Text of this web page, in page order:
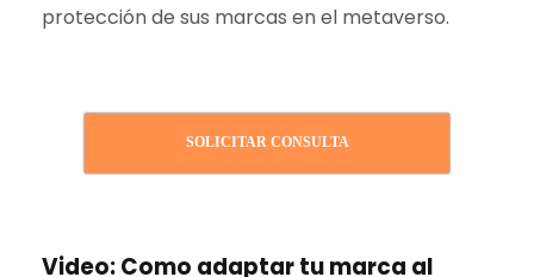
protección de sus marcas en el metaverso.
SOLICITAR CONSULTA
Video: Como adaptar tu marca al